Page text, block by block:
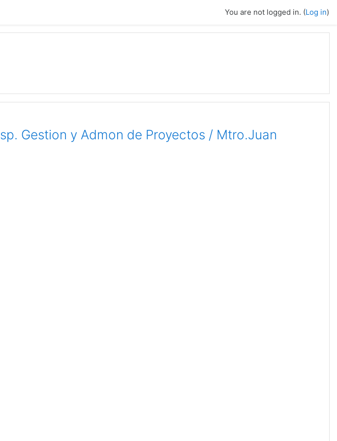
You are not logged in. (Log in)
Gestion y Admon de Proyectos / Mtro.Juan